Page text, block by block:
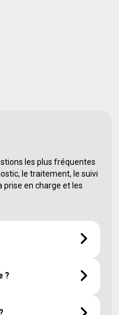
les plus fréquentes
le traitement, le suivi
prise en charge et les
Les neurones
nerveux comprend
?
nerveuse spécialisée